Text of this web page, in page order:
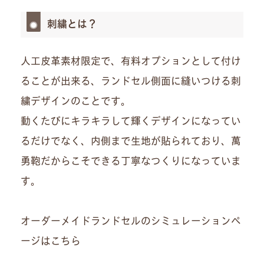
刺繍とは？
人工皮革素材限定で、有料オプションとして付け
ることが出来る、ランドセル側面に縫いつける刺
繍デザインのことです。
動くたびにキラキラして輝くデザインになってい
るだけでなく、内側まで生地が貼られており、萬
勇鞄だからこそできる丁寧なつくりになっていま
す。
オーダーメイドランドセルのシミュレーションペ
ージはこちら